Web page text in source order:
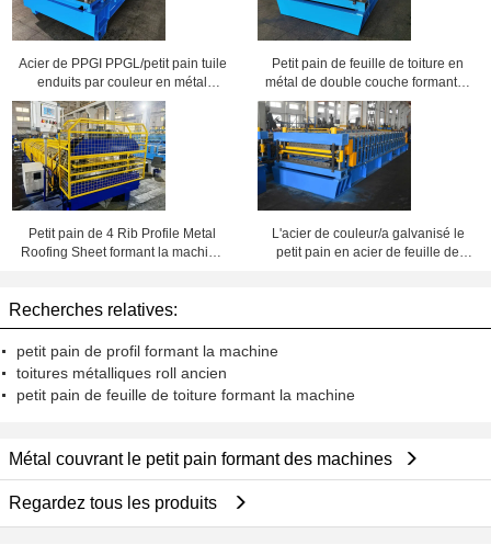
Acier de PPGI PPGL/petit pain tuile
enduits par couleur en métal
formant la machine
Petit pain de feuille de toiture en
métal de double couche formant la
machine pour les feuilles ondulées
et 6 Rib Profile Sheets
Petit pain de 4 Rib Profile Metal
Roofing Sheet formant la machine
L'acier de couleur/a galvanisé le
petit pain en acier de feuille de
Recherches relatives:
petit pain de profil formant la machine
toitures métalliques roll ancien
petit pain de feuille de toiture formant la machine
Métal couvrant le petit pain formant des machines
Regardez tous les produits